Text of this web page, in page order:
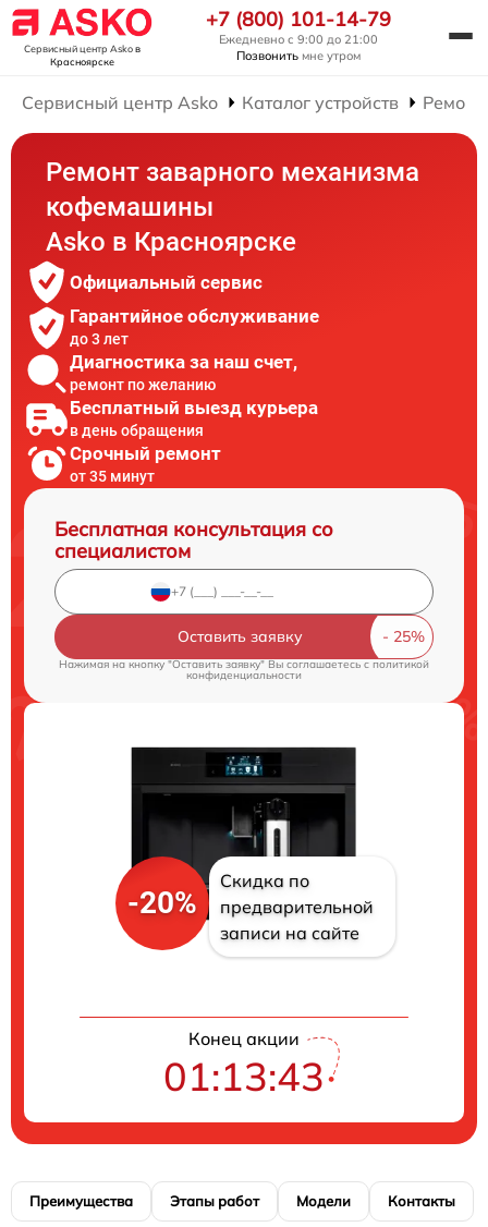
Сервисный центр Askoв
Красноярске
+7 (800) 101-14-79
Ежедневно с 9:00 до 21:00
Позвонить мне утром
Сервисный центр Asko Каталог устройств
Ремонт заварного механизма
кофемашины
Asko в Красноярске
Официальный сервис
Гарантийное обслуживание
до 3 лет
Диагностика за наш счет,
ремонт по желанию
Бесплатный выезд курьера
в день обращения
Срочный ремонт
от 35 минут
Бесплатная консультация со
специалистом
Оставить заявку
Нажимая на кнопку "Оставить заявку" Вы соглашаетесь cполитикой
конфиденциальности
-20%
Скидка по
предварительной
записи на сайте
Конец акции
01:13:42
Преимущества Этапы работ Модели Контакты